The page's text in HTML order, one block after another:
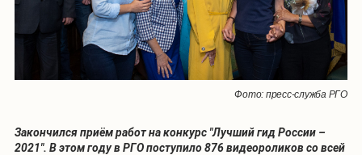
Фото: пресс-служба РГО
Закончился приём работ на конкурс "Лучший гид России –
2021". В этом году в РГО поступило 876 видеороликов со всей